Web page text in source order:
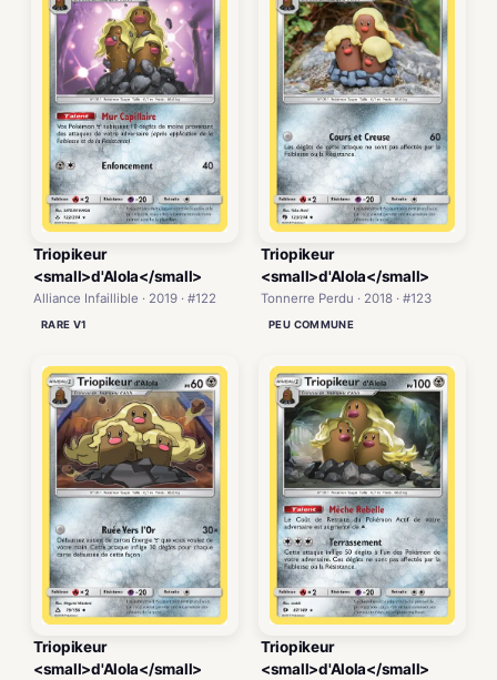
Triopikeur
<small>d'Alola</small>
Alliance Infaillible · 2019 · #122
RARE V1
Triopikeur
<small>d'Alola</small>
Tonnerre Perdu · 2018 · #123
PEU COMMUNE
Triopikeur
<small>d'Alola</small>
Triopikeur
<small>d'Alola</small>